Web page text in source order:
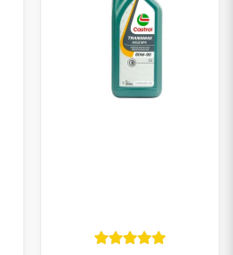
som servar själva och
kvalitetsprodukter med pålitlig
och underhåll
för att ge rätt viskositet, hög